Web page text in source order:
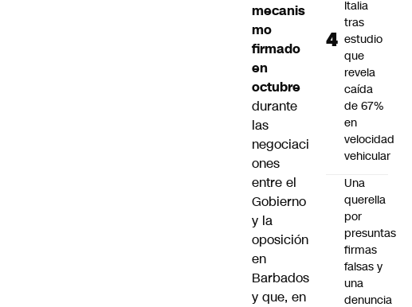
mecanis
mo
firmado
en
octubre
durante
las
negociaci
ones
entre el
Gobierno
y la
oposición
en
Barbados
y que, en
Italia
tras
estudio
que
revela
caída
de 67%
en
velocidad
vehicular
Una
querella
por
presuntas
firmas
falsas y
una
denuncia